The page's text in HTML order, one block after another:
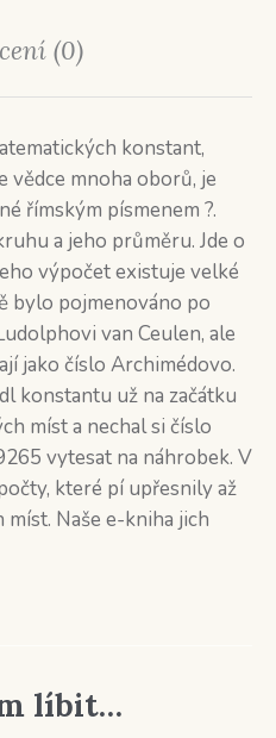
(0)
konstant,
vědce mnoha oborů, je
římským písmenem ?.
a jeho průměru. Jde o
výpočet existuje velké
bylo pojmenováno po
van Ceulen, ale
jako číslo Archimédovo.
konstantu už na začátku
míst a nechal si číslo
vytesat na náhrobek. V
které pí upřesnily až
Naše e-kniha jich
líbit…